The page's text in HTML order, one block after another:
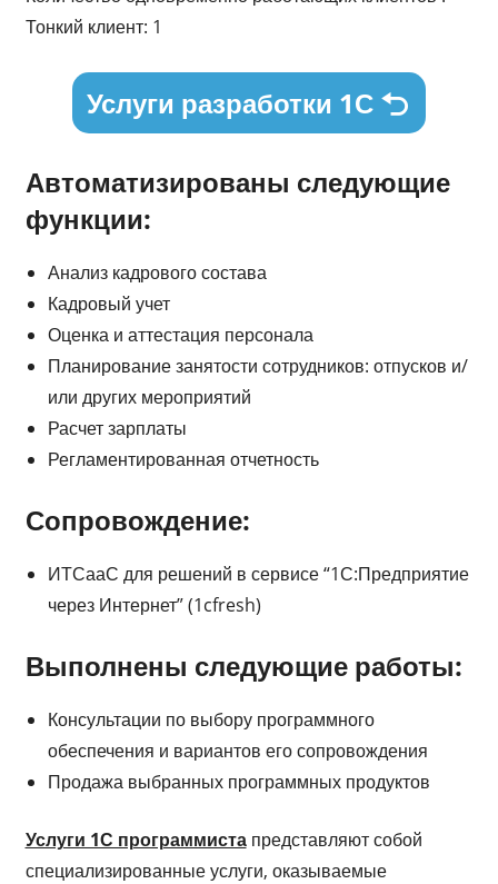
Тонкий клиент: 1
Услуги разработки 1С
Автоматизированы следующие
функции:
Анализ кадрового состава
Кадровый учет
Оценка и аттестация персонала
Планирование занятости сотрудников: отпусков и/
или других мероприятий
Расчет зарплаты
Регламентированная отчетность
Сопровождение:
ИТСааС для решений в сервисе “1С:Предприятие
через Интернет” (1cfresh)
Выполнены следующие работы:
Консультации по выбору программного
обеспечения и вариантов его сопровождения
Продажа выбранных программных продуктов
Услуги 1С программистапредставляют собой
специализированные услуги, оказываемые